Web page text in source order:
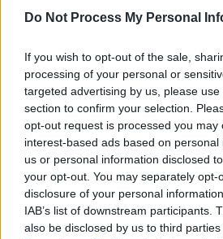
Do Not Process My Personal
If you wish to opt-out of the sale,
processing of your personal or
targeted advertising by us, please
section to confirm your selection.
opt-out request is processed you may
interest-based ads based on
us or personal information disclosed
your opt-out. You may separately opt-
disclosure of your personal
IAB’s list of downstream participants.
also be disclosed by us to third
MasterChef:Συνέντευξη
συμβαίνουν στο σπίτι του
μαγειρικής. Ακόμη: Το
Κατερίνας Λένη για τους
της και η αποκάλυψη βόμβα
που άφησε πίσω της.
Τα σίριαλ επιστρέφουν με
Δούκας πυροδοτεί
Μέλισσες», η Φαίη